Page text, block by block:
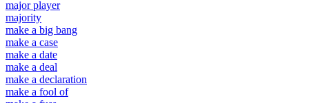
major player
majority
make a big bang
make a case
make a date
make a deal
make a declaration
make a fool of